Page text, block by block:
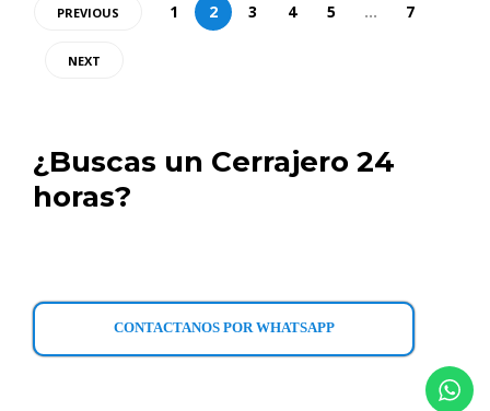
PREVIOUS 1 2 3 4 5 … 7
NEXT
¿Buscas un Cerrajero 24
horas?
CONTACTANOS POR WHATSAPP